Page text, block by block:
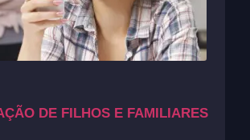
DE FILHOS E FAMILIARES